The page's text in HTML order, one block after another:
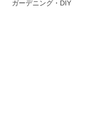
ガーデニング・DIY